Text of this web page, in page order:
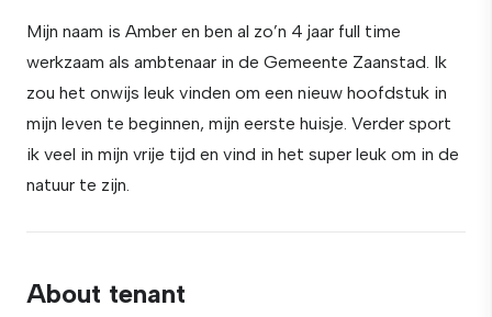
Mijn naam is Amber en ben al zo’n 4 jaar full time
werkzaam als ambtenaar in de Gemeente Zaanstad. Ik
zou het onwijs leuk vinden om een nieuw hoofdstuk in
mijn leven te beginnen, mijn eerste huisje. Verder sport
ik veel in mijn vrije tijd en vind in het super leuk om in de
natuur te zijn.
About tenant